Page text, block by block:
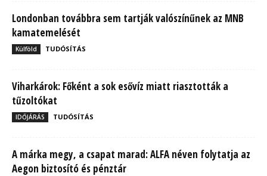
Londonban továbbra sem tartják valószínűnek az MNB
kamatemelését
Külföld TUDÓSÍTÁS
Viharkárok: Főként a sok esővíz miatt riasztották a
tűzoltókat
IDŐJÁRÁS TUDÓSÍTÁS
A márka megy, a csapat marad: ALFA néven folytatja az
Aegon biztosító és pénztár